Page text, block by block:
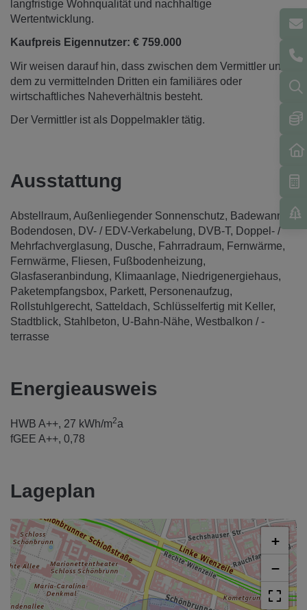
langfristige Wohnqualität und nachhaltige
Wertentwicklung.
Kaufpreis Eigennutzer: € 759.000
Wir weisen darauf hin, dass zwischen dem Vermittler und
dem zu vermittelnden Dritten ein familiäres oder
wirtschaftliches Naheverhältnis besteht.
Der Vermittler ist als Doppelmakler tätig.
Ausstattung
Abstellraum Außenliegender Sonnenschutz
Badewanne
Bodendosen
DV- / EDV-Verkabelung DVB-T
Doppel- /
Mehrfachverglasung
Dusche Fahrradraum
Fernwärme
Fernwärme
Fliesen
Fußbodenheizung
Glasfaseranbindung
Klimaanlage
Niedrigenergiehaus
Paketempfangsbox
Parkett
Personenaufzug
Rollstuhlgerecht Satteldach Schlüsselfertig mit Keller
Stadtblick Stahlbeton U-Bahn-Nähe Westbalkon / -
terrasse
Energieausweis
HWB A++, 27 kWh/m2a
fGEE A++, 0,78
Lageplan
+
−